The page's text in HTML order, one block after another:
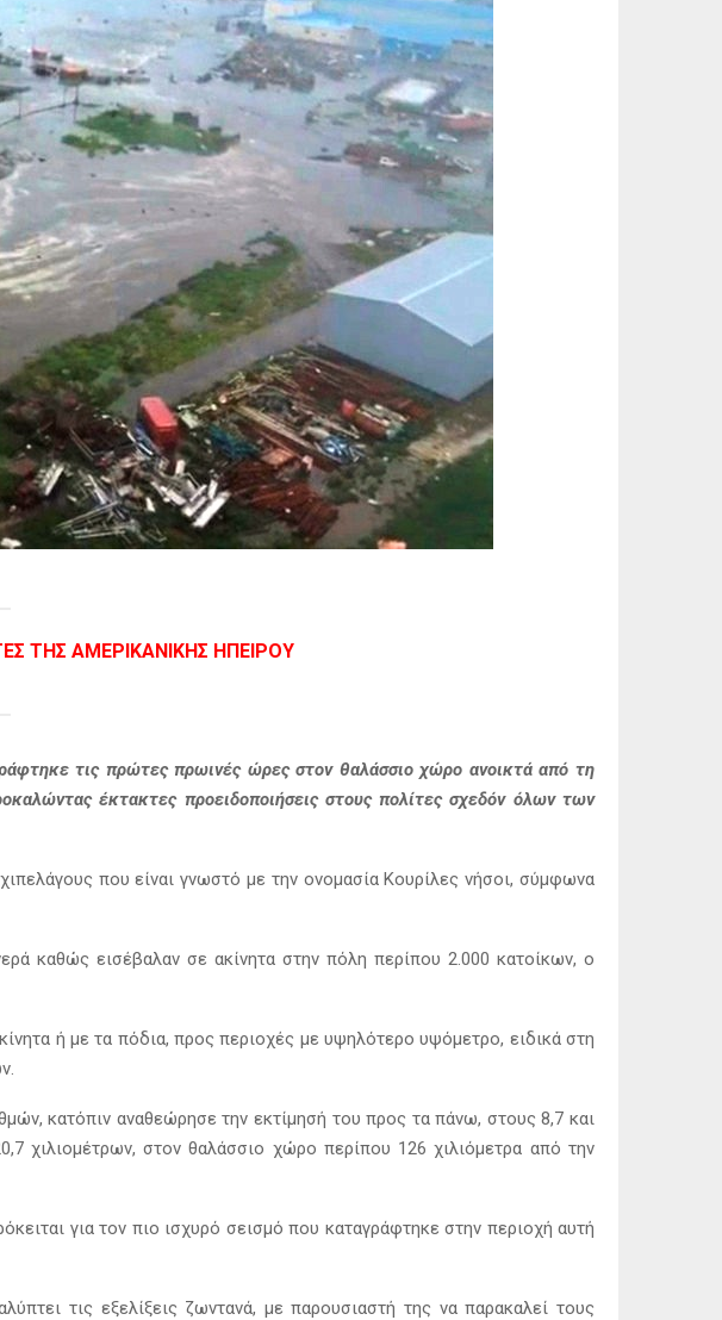
ΤΗΣ ΑΜΕΡΙΚΑΝΙΚΉΣ ΗΠΕΊΡΟΥ
τις πρώτες πρωινές ώρες στον θαλάσσιο χώρο ανοικτά από τη
έκτακτες προειδοποιήσεις στους πολίτες σχεδόν όλων των
που είναι γνωστό με την ονομασία Κουρίλες νήσοι, σύμφωνα
καθώς εισέβαλαν σε ακίνητα στην πόλη περίπου 2.000 κατοίκων, ο
ή με τα πόδια, προς περιοχές με υψηλότερο υψόμετρο, ειδικά στη
κατόπιν αναθεώρησε την εκτίμησή του προς τα πάνω, στους 8,7 και
χιλιομέτρων, στον θαλάσσιο χώρο περίπου 126 χιλιόμετρα από την
για τον πιο ισχυρό σεισμό που καταγράφτηκε στην περιοχή αυτή
τις εξελίξεις ζωντανά, με παρουσιαστή της να παρακαλεί τους